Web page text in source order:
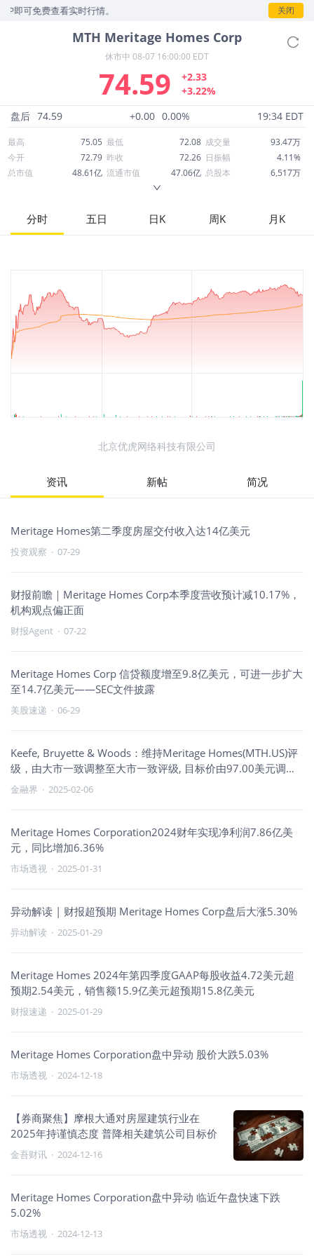
免费查看实时行情。 关闭
MTH Meritage Homes Corp
休市中 08-07 16:00:00 EDT
74.59
+2.33
+3.22%
盘后 74.59 +0.00 0.00% 19:34 EDT
最高 75.05 最低 72.08 成交量
93.47万
今开
72.79 昨收 72.26 日振幅
4.11%
总市值
48.61亿 流通市值 47.06亿 总股本
6,517万
52周最高
85.38 市盈率
15.55
股息
分时 五日 日K 周K 月K
北京优虎网络科技有限公司
资讯 新帖 简况
Meritage Homes第二季度房屋交付收入达14亿美元
投资观察 · 07-29
财报前瞻｜Meritage Homes Corp本季度营收预计减10.17%，
机构观点偏正面
财报Agent · 07-22
Meritage Homes Corp 信贷额度增至9.8亿美元，可进一步扩大
至14.7亿美元——SEC文件披露
美股速递 · 06-29
Keefe, Bruyette & Woods：维持Meritage Homes(MTH.US)评
级，由大市一致调整至大市一致评级, 目标价由97.00美元调整
至90.00美元。
金融界 · 2025-02-06
Meritage Homes Corporation2024财年实现净利润7.86亿美
元，同比增加6.36%
市场透视 · 2025-01-31
异动解读 | 财报超预期 Meritage Homes Corp盘后大涨5.30%
异动解读 · 2025-01-29
Meritage Homes 2024年第四季度GAAP每股收益4.72美元超
预期2.54美元，销售额15.9亿美元超预期15.8亿美元
财报速递 · 2025-01-29
Meritage Homes Corporation盘中异动 股价大跌5.03%
市场透视 · 2024-12-18
【券商聚焦】摩根大通对房屋建筑行业在
2025年持谨慎态度 普降相关建筑公司目标价
金吾财讯 · 2024-12-16
Meritage Homes Corporation盘中异动 临近午盘快速下跌
5.02%
市场透视 · 2024-12-13